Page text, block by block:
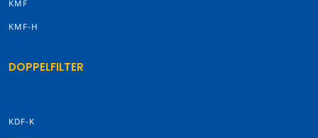
KMF
KMF-H
DOPPELFILTER
KDF-K